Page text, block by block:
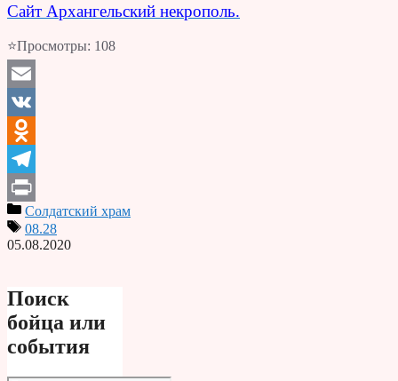
Сайт Архангельский некрополь.
⭐Просмотры: 108
Email
VK
Odnoklassniki
Telegram
PrintСолдатский храм
08.28
05.08.2020
Поиск
бойца или
события